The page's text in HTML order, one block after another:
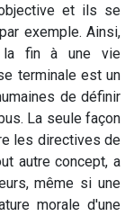
et ils se
exemple. Ainsi,
fin à une vie
terminale est un
de définir
La seule façon
les directives de
autre concept, a
même si une
morale d'une